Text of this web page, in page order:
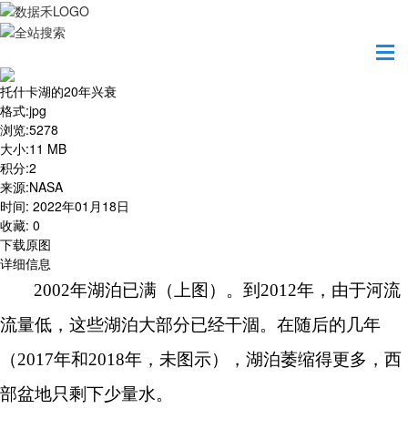
托什卡湖的20年兴衰
格式:jpg
浏览:5278
大小:11 MB
积分:2
来源:NASA
时间: 2022年01月18日
收藏: 0
下载原图
详细信息
2002年湖泊已满（上图）。到2012年，由于河流
流量低，这些湖泊大部分已经干涸。在随后的几年
（2017年和2018年，未图示），湖泊萎缩得更多，西
部盆地只剩下少量水。